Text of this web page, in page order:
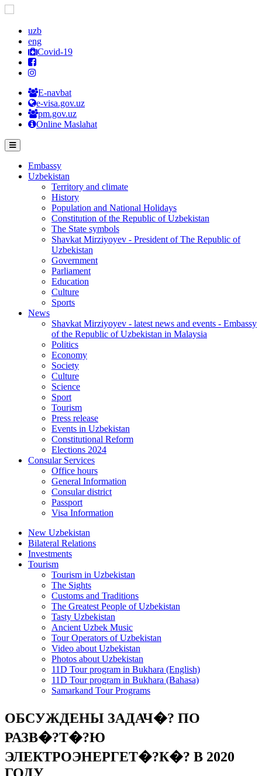
uzb
eng
Covid-19
E-navbat
e-visa.gov.uz
pm.gov.uz
Online Maslahat
Embassy
Uzbekistan
Territory and climate
History
Population and National Holidays
Constitution of the Republic of Uzbekistan
The State symbols
Shavkat Mirziyoyev - President of The Republic of
Uzbekistan
Government
Parliament
Education
Culture
Sports
News
Shavkat Mirziyoyev - latest news and events - Embassy
of the Republic of Uzbekistan in Malaysia
Politics
Economy
Society
Culture
Science
Sport
Tourism
Press release
Events in Uzbekistan
Constitutional Reform
Elections 2024
Consular Services
Office hours
General Information
Consular district
Passport
Visa Information
New Uzbekistan
Bilateral Relations
Investments
Tourism
Tourism in Uzbekistan
The Sights
Customs and Traditions
The Greatest People of Uzbekistan
Tasty Uzbekistan
Ancient Uzbek Music
Tour Operators of Uzbekistan
Video about Uzbekistan
Photos about Uzbekistan
11D Tour program in Bukhara (English)
11D Tour program in Bukhara (Bahasa)
Samarkand Tour Programs
ОБСУЖДЕНЫ ЗАДАЧ�? ПО
РАЗВ�?Т�?Ю
ЭЛЕКТРОЭНЕРГЕТ�?К�? В 2020